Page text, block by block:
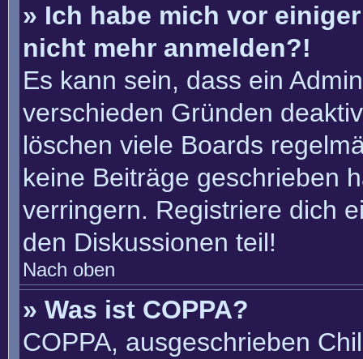
» Ich habe mich vor
nicht mehr anmelden?!
Es kann sein, dass ein
verschieden Gründen
löschen viele Boards
keine Beiträge geschrieben
verringern. Registriere dich
den Diskussionen teil!
Nach oben
» Was ist COPPA?
COPPA, ausgeschrieben